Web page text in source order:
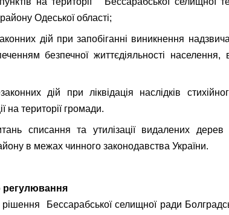
Одеської області;
дій при запобіганні виникнення
безпечної життєдіяльності населення,
дій при ліквідація наслідків
на території громади.
списання та утилізації видалених
в межах чинного законодавства України.
регулювання
Бессарабської селищної ради